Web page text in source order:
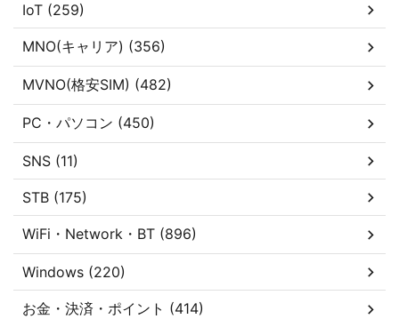
IoT (259)
MNO(キャリア) (356)
MVNO(格安SIM) (482)
PC・パソコン (450)
SNS (11)
STB (175)
WiFi・Network・BT (896)
Windows (220)
お金・決済・ポイント (414)